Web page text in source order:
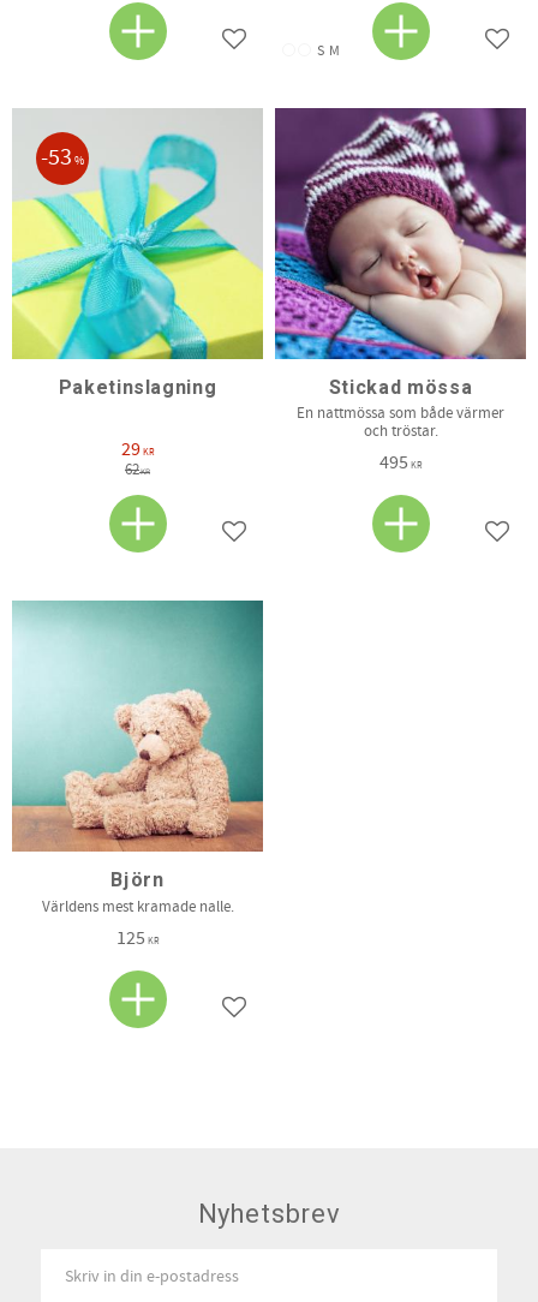
Lägg till i favoriter
S M
Paketinslagning
29KR
62KR
53 %
Lägg till i favoriter
Stickad mössa
En nattmössa som både värmer
och tröstar.
495 KR
Björn
Världens mest kramade nalle.
125 KR
Lägg till i favoriter
Nyhetsbrev